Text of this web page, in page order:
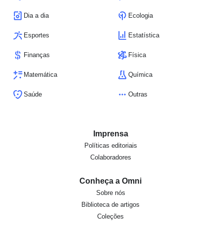
Dia a dia Ecologia
Esportes Estatística
Finanças Física
Matemática Química
Saúde Outras
Imprensa
Políticas editoriais
Colaboradores
Conheça a Omni
Sobre nós
Biblioteca de artigos
Coleções